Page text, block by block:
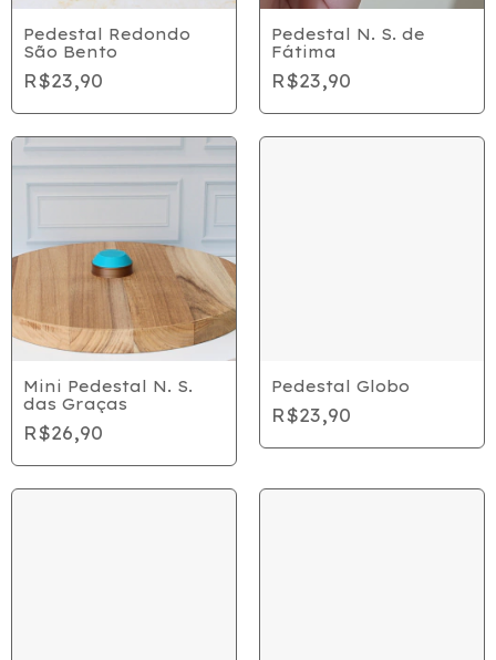
Pedestal Redondo
São Bento
R$23,90
Pedestal N. S. de
Fátima
R$23,90
Mini Pedestal N. S.
das Graças
R$26,90
Pedestal Globo
R$23,90